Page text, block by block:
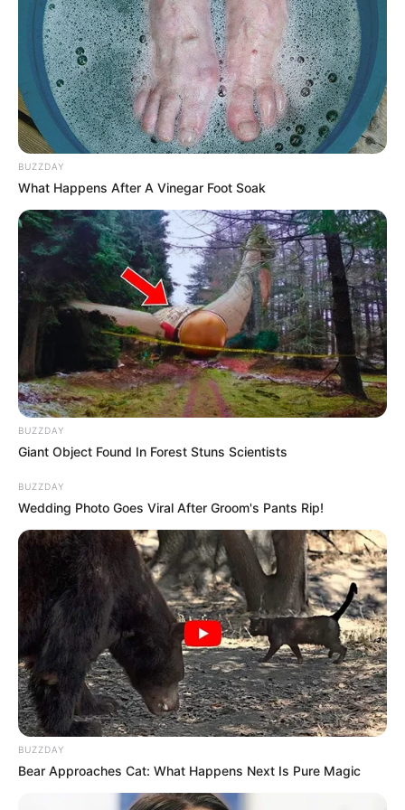
Autorizada a reprodução, desde que a fonte seja citada com o link
da matéria.
Veja as formas de doações,aqui!
JASB - Jornal dos Agentes de Saúde do Brasil.
Canal Te Respondo| Canal da CONACS| Canal da
Fnaras
Incentivo Financeiro
O jornalismo do JASB - Jornal dos Agentes de Saúde do Brasil
BUZZDAY
What Happens After A Vinegar Foot Soak
BUZZDAY
Giant Object Found In Forest Stuns Scientists
BUZZDAY
Wedding Photo Goes Viral After Groom's Pants Rip!
BUZZDAY
Bear Approaches Cat: What Happens Next Is Pure Magic